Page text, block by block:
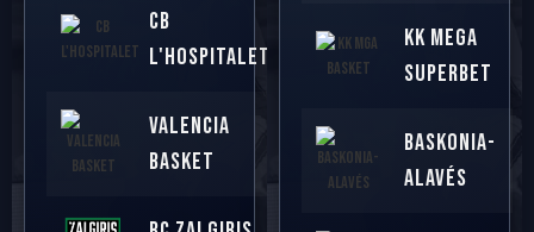
CB
L'HOSPITALET
VALENCIA
BASKET
KK MEGA
SUPERBET
BASKONIA-
ALAVÉS